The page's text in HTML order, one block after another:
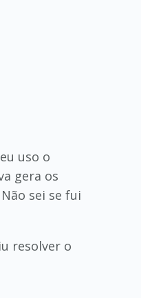
uso o
gera os
sei se fui
resolver o